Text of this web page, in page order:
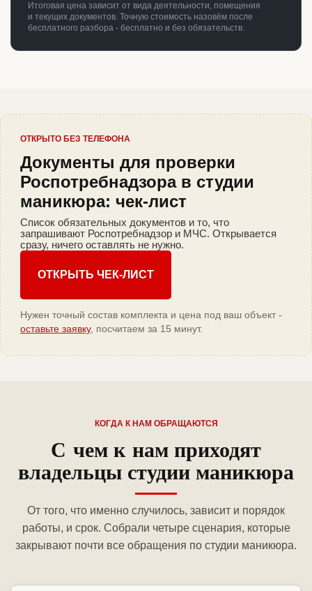
Итоговая цена зависит от вида деятельности, помещения
и текущих документов. Точную стоимость назовём после
бесплатного разбора - бесплатно и без обязательств.
ОТКРЫТО БЕЗ ТЕЛЕФОНА
Документы для проверки
Роспотребнадзора в студии
маникюра: чек-лист
Список обязательных документов и то, что
запрашивают Роспотребнадзор и МЧС. Открывается
сразу, ничего оставлять не нужно.
ОТКРЫТЬ ЧЕК-ЛИСТ
Нужен точный состав комплекта и цена под ваш объект -
оставьте заявку, посчитаем за 15 минут.
КОГДА К НАМ ОБРАЩАЮТСЯ
С чем к нам приходят
владельцы студии маникюра
От того, что именно случилось, зависит и порядок
работы, и срок. Собрали четыре сценария, которые
закрывают почти все обращения по студии маникюра.